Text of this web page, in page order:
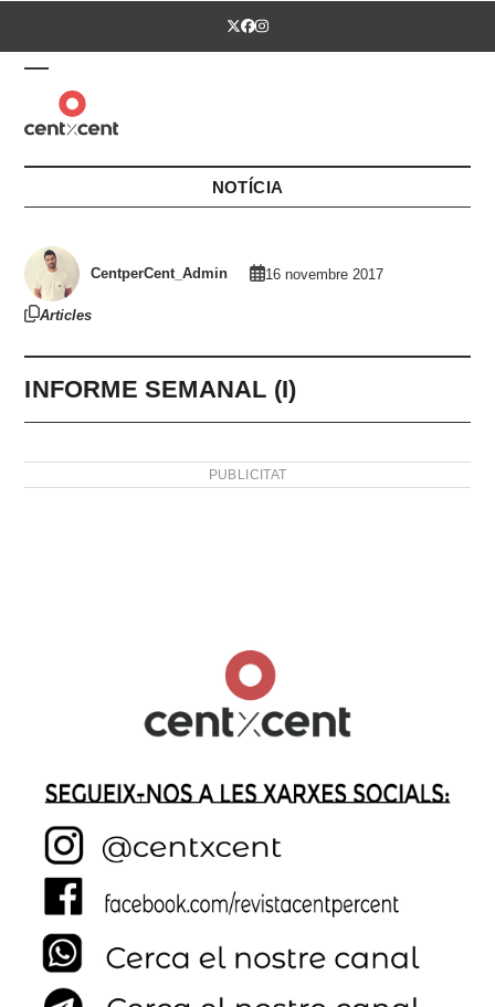
Twitter
Facebook
Instagram
Open
mobile
menu
Close
mobile
menu
NOTÍCIA
CentperCent_Admin 16 novembre 2017
Articles
INFORME SEMANAL (I)
PUBLICITAT